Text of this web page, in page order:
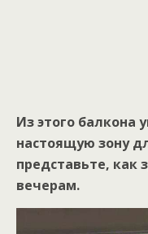
Из этого балкона
настоящую зону
представьте, как
вечерам.